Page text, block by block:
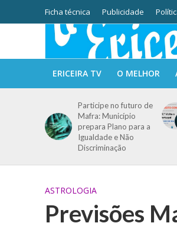
Ficha técnica Publicidade
ERICEIRA TV O MELHOR
Participe no futuro de
Mafra: Município
prepara Plano para a
Igualdade e Não
Discriminação
ASTROLOGIA
Previsões